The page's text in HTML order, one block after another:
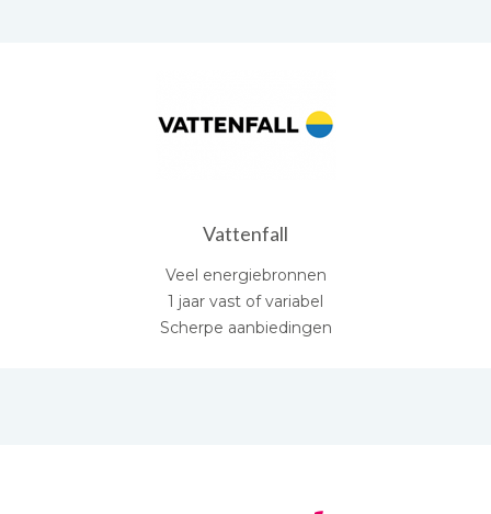
Vattenfall
Veel energiebronnen
1 jaar vast of variabel
Scherpe aanbiedingen